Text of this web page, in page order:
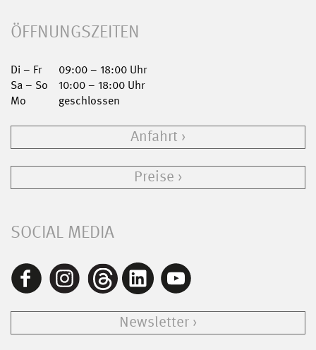
ÖFFNUNGSZEITEN
Di – Fr
09:00 – 18:00 Uhr
Sa – So
10:00 – 18:00 Uhr
Mo
geschlossen
Anfahrt
Preise
SOCIAL MEDIA
Newsletter